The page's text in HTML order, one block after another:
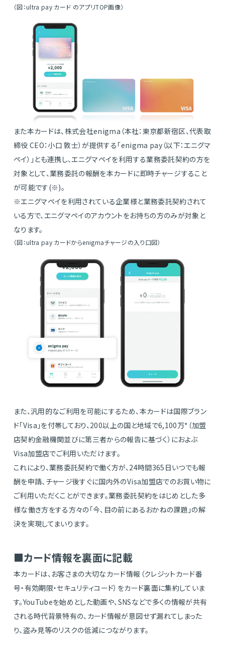
（図：ultra pay カード のアプリTOP画像）
また本カードは、株式会社enigma（本社：東京都新宿区、代表取
締役 CEO：小口 敦士）が提供する「enigma pay（以下：エニグマ
ペイ）」とも連携し、エニグマペイを利用する業務委託契約の方を
対象として、業務委託の報酬を本カードに即時チャージすること
が可能です(※)。
※エニグマペイを利用されている企業様と業務委託契約されて
いる方で、エニグマペイのアカウントをお持ちの方のみが対象と
なります。
（図：ultra pay カードからenigmaチャージの入り口図）
また、汎用的なご利用を可能にするため、本カードは国際ブラン
ド「Visa」を付帯しており、200以上の国と地域で6,100万* （加盟
店契約金融機関並びに第三者からの報告に基づく） におよぶ
Visa加盟店でご利用いただけます。
これにより、業務委託契約で働く方が、24時間365日いつでも報
酬を申請、チャージ後すぐに国内外のVisa加盟店でのお買い物に
ご利用いただくことができます。業務委託契約をはじめとした多
様な働き方をする方々の「今、目の前にあるおかねの課題」の解
決を実現してまいります。
■カード情報を裏面に記載
本カードは、お客さまの大切なカード情報（クレジットカード番
号・有効期限・セキュリティコード）をカード裏面に集約していま
す。YouTubeを始めとした動画や、SNSなどで多くの情報が共有
される時代背景特有の、カード情報が意図せず漏れてしまった
り、盗み見等のリスクの低減につながります。